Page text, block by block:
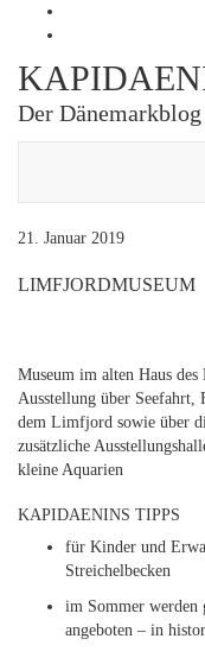
auf
Facebook
kapidaenin
auf
Der Dänemarkblog
21. Januar 2019
LIMFJORDMUSEUM
Museum im alten Haus
Ausstellung über
dem Limfjord sowie über
zusätzliche
kleine Aquarien
KAPIDAENINS TIPPS
für Kinder und
Streichelbecken
im Sommer werden
angeboten – in